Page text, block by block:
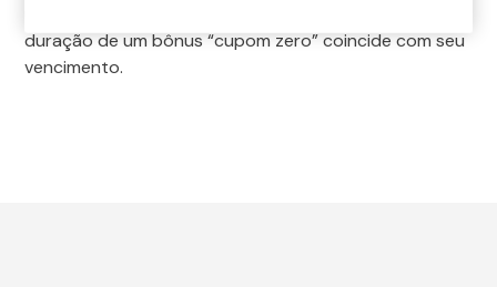
duração de um bônus “cupom zero” coincide com seu
vencimento.